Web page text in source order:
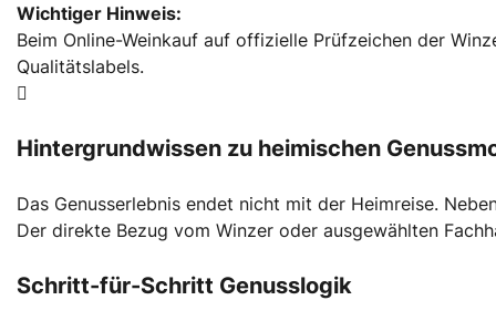
Wichtiger Hinweis:
Beim Online-Weinkauf auf offizielle Prüfzeichen der
Qualitätslabels.
Hintergrundwissen zu heimischen
Das Genusserlebnis endet nicht mit der Heimreise.
Der direkte Bezug vom Winzer oder ausgewählten
Schritt-für-Schritt Genusslogik